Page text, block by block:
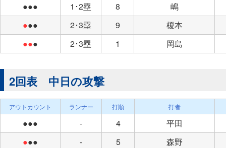
●●●
1･2塁 8
嶋
●●● 2･3塁 9
榎本
●●● 2･3塁 1 岡島
2回表 中日の攻撃
アウトカウント ランナー 打順 打者
●●● - 4
平田
●●● - 5
森野